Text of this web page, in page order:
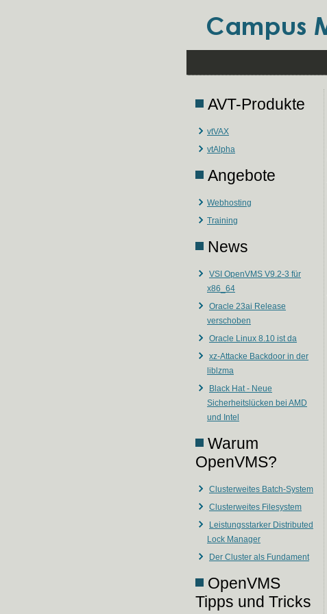
AVT-Produkte
vtVAX
vtAlpha
Angebote
Webhosting
Training
News
VSI OpenVMS V9.2-3 für
x86_64
Oracle 23ai Release
verschoben
Oracle Linux 8.10 ist da
xz-Attacke Backdoor in der
liblzma
Black Hat - Neue
Sicherheitslücken bei AMD
und Intel
Warum
OpenVMS?
Clusterweites Batch-System
Clusterweites Filesystem
Leistungsstarker Distributed
Lock Manager
Der Cluster als Fundament
OpenVMS
Tipps und Tricks